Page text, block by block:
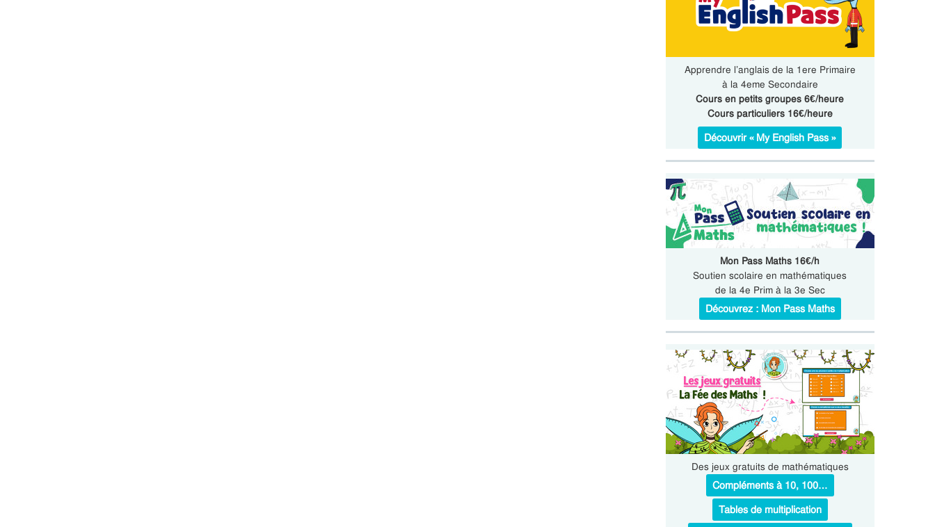
Apprendre l’anglais de la 1ere Primaire
à la 4eme Secondaire
Cours en petits groupes 6€/heure
Cours particuliers 16€/heure
Découvrir « My English Pass »
Mon Pass Maths 16€/h
Soutien scolaire en mathématiques
de la 4e Prim à la 3e Sec
Découvrez : Mon Pass Maths
Des jeux gratuits de mathématiques
Compléments à 10, 100…
Tables de multiplication